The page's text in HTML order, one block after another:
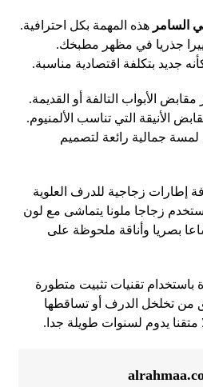
السامر هذه المهمة بكل احترافية.
جذريا في مظهر مطبخك.
جديد بتكلفة اقتصادية مناسبة.
الأبواب التالفة أو القديمة.
الأنيقة التي تناسب الألمنيوم.
جمالية رائعة لتصميم
إطارات زجاجية للدرف العلوية
زجاجا ملونا يتماشى مع لون
بصريا وأناقة ملحوظة على
باستخدام تقنيات تثبيت متطورة
من تخلخل الدرف أو تساقطها
يدوم لسنوات طويلة جدا.